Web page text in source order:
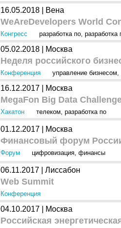
16.05.2018 | Вена
WeAreDevelopers World
Конгресс разработка по, разработка
05.02.2018 | Москва
Неделя российского
Конференция управление бизнесом,
16.12.2017 | Москва
MegaFon Big Data
Хакатон телеком, разработка по
01.12.2017 | Москва
Финансовый форум
Форум цифровизация, финансы
06.11.2017 | Лиссабон
Web Summit
Конференция
04.10.2017 | Москва
Российская